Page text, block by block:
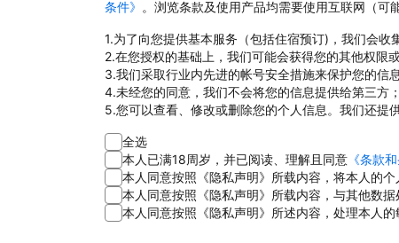
条件》 。浏览条款及使用产品均需要使用互联网（可
1.为了向您提供基本服务（包括住宿预订)，我们会收
2.在您授权的基础上，我们可能会获得您的其他权限
3.我们采取行业内先进的帐号安全措施来保护您的信
4.未经您的同意，我们不会将您的信息提供给第三方；
5.您可以查看、修改或删除您的个人信息。我们还提
全选
本人已满18周岁，并已阅读、理解且同意 《条款
本人同意按照《隐私声明》所载内容，将本人的个
本人同意按照《隐私声明》所载内容，与其他数据
本人同意按照《隐私声明》所述内容，处理本人的